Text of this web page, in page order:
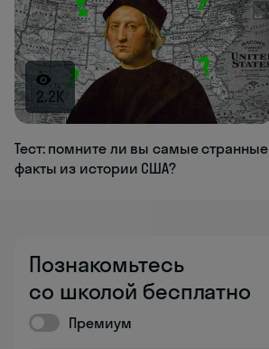
2.2K
Тест: помните ли вы самые странные
факты из истории США?
Познакомьтесь
со школой бесплатно
Премиум